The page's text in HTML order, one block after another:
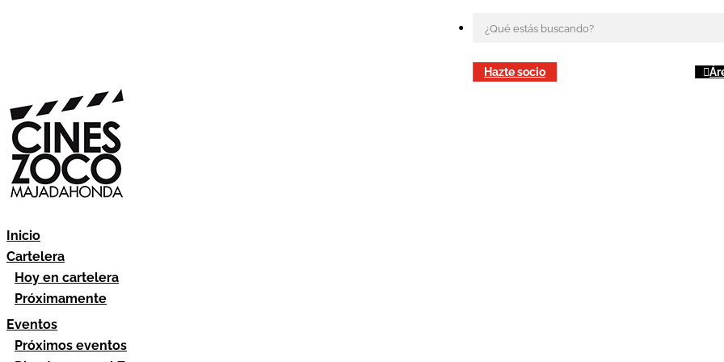
Hazte socio
Inicio
Cartelera
Hoy en cartelera
Próximamente
Eventos
Próximos eventos